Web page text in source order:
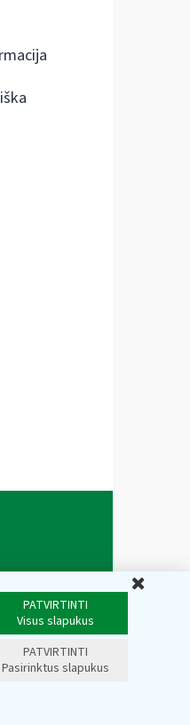
PATVIRTINTI
Visus slapukus
PATVIRTINTI
Pasirinktus slapukus